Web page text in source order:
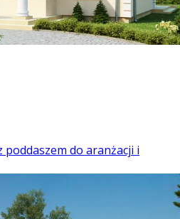
do aranżacji i